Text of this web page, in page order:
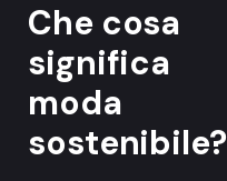
Che cosa
significa
moda
sostenibile?